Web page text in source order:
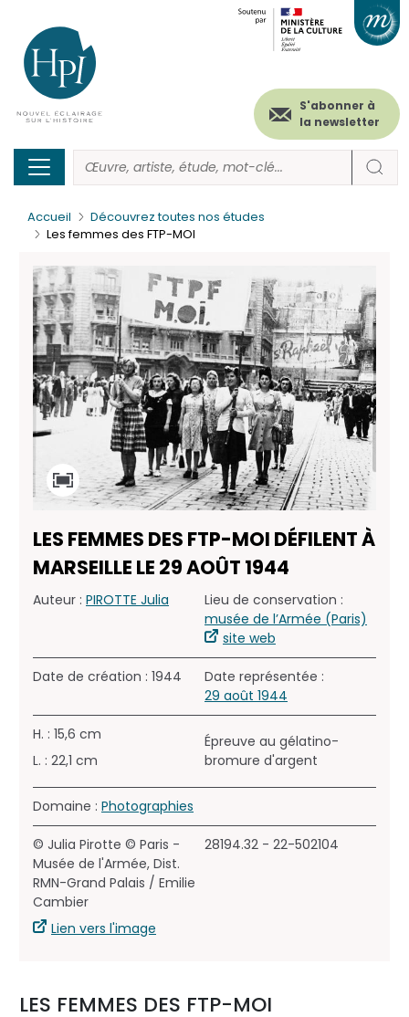
contenu
principal
Menu
secondaire
(header)
S'abonner à
la newsletter
Accueil
Découvrez toutes nos études
Les femmes des FTP-MOI
LES FEMMES DES FTP-MOI DÉFILENT À
MARSEILLE LE 29 AOÛT 1944
Auteur : PIROTTE Julia
Lieu de conservation :
musée de l’Armée (Paris)
site web
Date de création : 1944
Date représentée :
29 août 1944
H. : 15,6 cm
L. : 22,1 cm
Épreuve au gélatino-
bromure d'argent
Domaine : Photographies
© Julia Pirotte © Paris -
Musée de l'Armée, Dist.
RMN-Grand Palais / Emilie
Cambier
Lien vers l'image
28194.32 - 22-502104
LES FEMMES DES FTP-MOI